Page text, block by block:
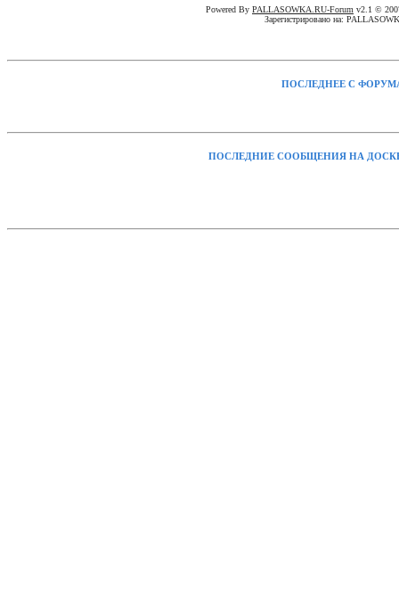
Powered By PALLASOWKA.RU-Forum v2.1 ©
Зарегистрировано на:
ПОСЛЕДНЕЕ С
ПОСЛЕДНИЕ СООБЩЕНИЯ НА